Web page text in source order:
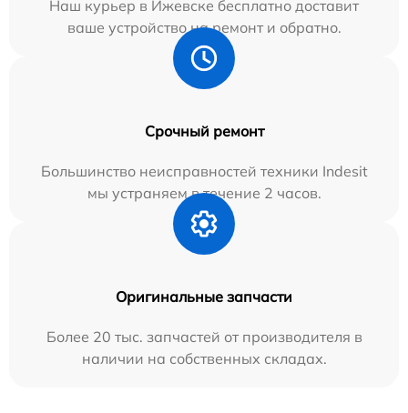
Наш курьер в Ижевске бесплатно доставит
ваше устройство на ремонт и обратно.
Срочный ремонт
Большинство неисправностей техники Indesit
мы устраняем в течение 2 часов.
Оригинальные запчасти
Более 20 тыс. запчастей от производителя в
наличии на собственных складах.